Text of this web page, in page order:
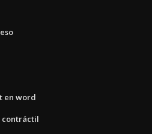
en word
contráctil